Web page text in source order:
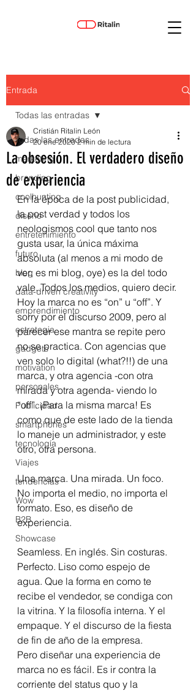
Entrada
Todas las entradas
marketing
branding
coolhunting
diseño
entretenimiento
futuro
blog
data-driven creativity
emprendimiento
estrategia
gadgets
motivation
personales
Publicidad
smartphones
tecnología
Viajes
tendencias
Wow
B2B
Showcase
Todas las entradas
La obsesión. El verdadero diseño
de experiencia
Cristián Ritalin León
20 ene 2020 2 min de lectura
En la época de la post publicidad,
la post verdad y todos los
neologismos cool que tanto nos
gusta usar, la única máxima
absoluta (al menos a mi modo de
ver; es mi blog, oye) es la del todo
vale. Todos los medios, quiero decir.
Hoy la marca no es “on” u “off”. Y
sorry por el discurso 2009, pero al
parecer ese mantra se repite pero
no se practica. Con agencias que
ven solo lo digital (what?!!) de una
marca, y otra agencia -con otra
mirada y otra agenda- viendo lo
“off”. ¡Para la misma marca! Es
como que de este lado de la tienda
lo maneje un administrador, y este
otro, otra persona.
Una marca. Una mirada. Un foco.
No importa el medio, no importa el
formato. Eso, es diseño de
experiencia.
Seamless. En inglés. Sin costuras.
Perfecto. Liso como espejo de
agua. Que la forma en como te
recibe el vendedor, se condiga con
la vitrina. Y la filosofía interna. Y el
empaque. Y el discurso de la fiesta
de fin de año de la empresa.
Pero diseñar una experiencia de
marca no es fácil. Es ir contra la
corriente del status quo y la